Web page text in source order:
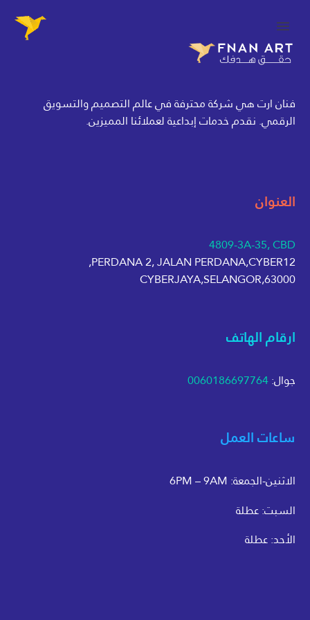
فنان ارت هي شركة محترفة في عالم التصميم والتسويق
الرقمي. نقدم خدمات إبداعية لعملائنا المميزين.
العنوان
4809-3A-35, CBD
PERDANA 2, JALAN PERDANA,CYBER12,
63000,CYBERJAYA,SELANGOR
ارقام الهاتف
جوال:0060186697764
ساعات العمل
الاثنين-الجمعة: 6PM – 9AM
السبت: عطلة
الأحد: عطلة